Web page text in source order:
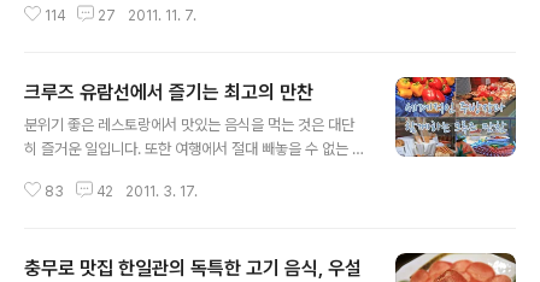
것 같았는데 초저녁부터 가게 안은 손님들로 북적였다. 원
서 고기 파티를 벌였다. 이번 여행은 여행 일정도 아주 즐거
고기를 자주 먹고 있기는 하지만 소고기보다 돼지고기를
더 많이 먹는 편이고, 소고기를 먹더라도 주로 호주산이나
뉴질랜드산 쇠고기를 먹고 있다. 한우의 경우 다소 부담스
맛을 볼 수 있었는데 영월 다하누촌의 소고기는 비교적 저
114 27 2011. 11. 7.
크루즈 유람선에서 즐기는 최고의 만찬
분위기 좋은 레스토랑에서 맛있는 음식을 먹는 것은 대단
히 즐거운 일입니다. 또한 여행에서 절대 빼놓을 수 없는 것
하는 미식가들에게는 크루즈 유람선에서의 식사가 상당한
에게 보다 다양하고 수준 높은 음식을 제공하고 있습니다.
83 42 2011. 3. 17.
충무로 맛집 한일관의 독특한 고기 음식, 우설